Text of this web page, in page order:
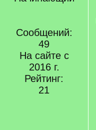
Сообщений:
49
На сайте с
2016 г.
Рейтинг:
21